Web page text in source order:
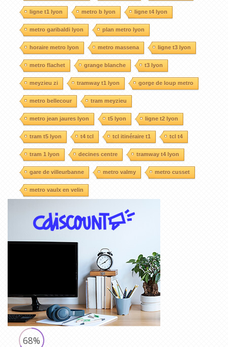
ligne t1 lyon metro b lyon ligne t4 lyon
metro garibaldi lyon plan metro lyon
horaire metro lyon metro massena ligne t3 lyon
metro flachet grange blanche t3 lyon
meyzieu zi tramway t1 lyon gorge de loup metro
metro bellecour tram meyzieu
metro jean jaures lyon t5 lyon ligne t2 lyon
tram t5 lyon t4 tcl tcl itinéraire t1 tcl t4
tram 1 lyon decines centre tramway t4 lyon
gare de villeurbanne metro valmy metro cusset
metro vaulx en velin
68%